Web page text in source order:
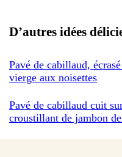
D’autres idées
Pavé de cabillaud,
vierge aux noisettes
Pavé de cabillaud cuit
croustillant de jambon